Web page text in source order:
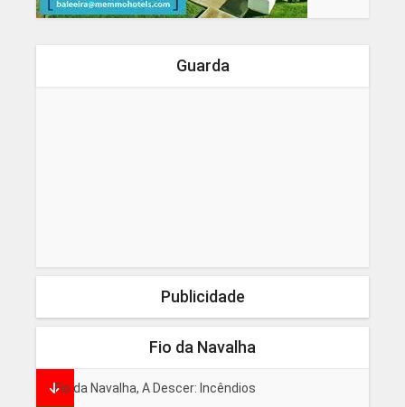
Guarda
Publicidade
Fio da Navalha
Fio da Navalha, A Descer: Incêndios